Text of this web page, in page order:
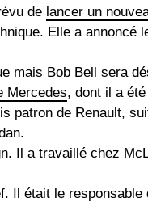
de lancer un
Elle a annoncé
mais Bob Bell sera
Mercedes, dont il a
patron de Renault,
Il a travaillé chez
Il était le